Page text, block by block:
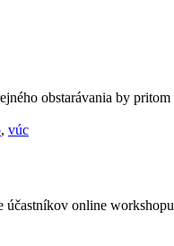
obstarávania by
, vúc
účastníkov online